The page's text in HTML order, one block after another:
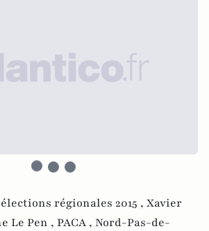
élections régionales 2015 , Xavier
Le Pen , PACA , Nord-Pas-de-